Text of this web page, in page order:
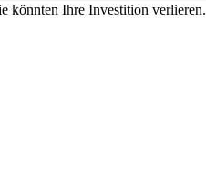
könnten Ihre Investition verlieren.